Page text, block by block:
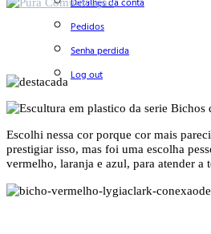
Pedidos
Senha perdida
Log out
Escolhi nessa cor porque cor mais
prestigiar isso, mas foi uma escolha
vermelho, laranja e azul, para atender a